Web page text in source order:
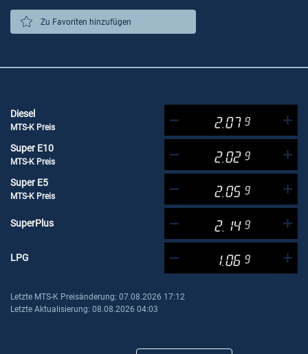
Zu Favoriten hinzufügen
Diesel
MTS-K Preis 2.07 9
Super E10
MTS-K Preis 2.02 9
Super E5
MTS-K Preis 2.05 9
SuperPlus 2.14 9
LPG 1.06 9
Letzte MTS-K Preisänderung: 07.08.2026 17:12
Letzte Aktualisierung: 08.08.2026 04:03